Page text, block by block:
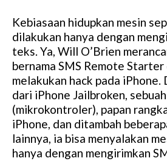
Kebiasaan hidupkan mesin
dilakukan hanya dengan
teks. Ya, Will O’Brien
bernama SMS Remote Starter
melakukan hack pada iPhone.
dari iPhone Jailbroken,
(mikrokontroler), papan
iPhone, dan ditambah
lainnya, ia bisa menyalakan
hanya dengan mengirimkan